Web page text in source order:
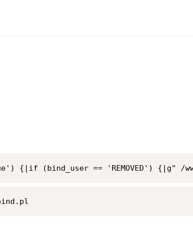
{|if (bind_user == 'REMOVED') {|g" /